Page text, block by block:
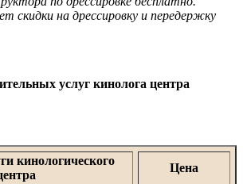
скидки на дрессировку и передержку
услуг кинолога центра
кинологического
Цена